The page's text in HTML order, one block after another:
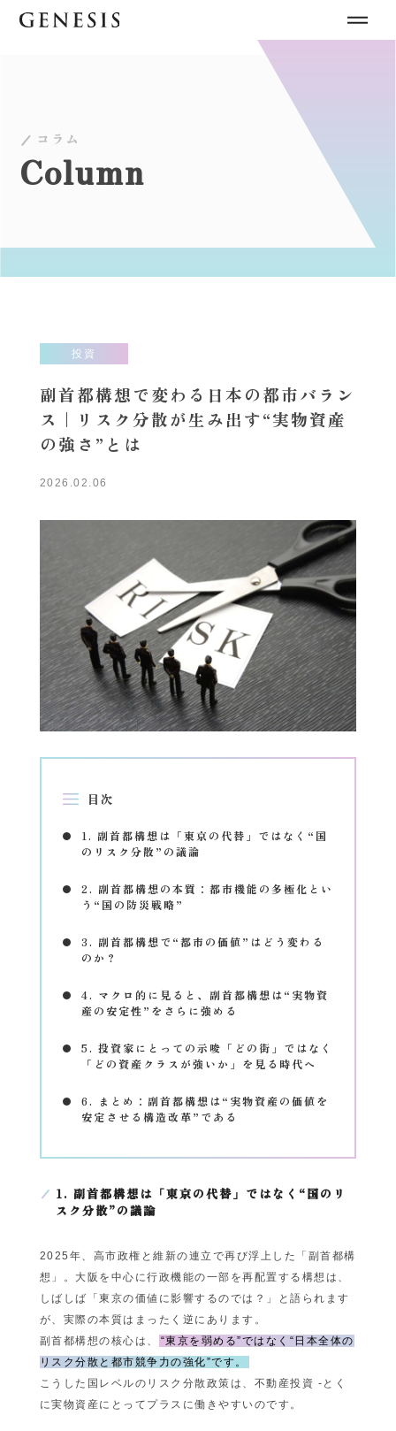
コラム
Column
投資
副首都構想で変わる日本の都市バラン
ス｜リスク分散が生み出す“実物資産
の強さ”とは
2026.02.06
目次
1. 副首都構想は「東京の代替」ではなく“国
のリスク分散”の議論
2. 副首都構想の本質：都市機能の多極化とい
う“国の防災戦略”
3. 副首都構想で“都市の価値”はどう変わる
のか？
4. マクロ的に見ると、副首都構想は“実物資
産の安定性”をさらに強める
5. 投資家にとっての示唆「どの街」ではなく
「どの資産クラスが強いか」を見る時代へ
6. まとめ：副首都構想は“実物資産の価値を
安定させる構造改革”である
1. 副首都構想は「東京の代替」ではなく“国のリ
スク分散”の議論
2025年、高市政権と維新の連立で再び浮上した「副首都構
想」。大阪を中心に行政機能の一部を再配置する構想は、
しばしば「東京の価値に影響するのでは？」と語られます
が、実際の本質はまったく逆にあります。
副首都構想の核心は、
“東京を弱める”ではなく“日本全体の
リスク分散と都市競争力の強化”です。
こうした国レベルのリスク分散政策は、不動産投資 -とく
に実物資産にとってプラスに働きやすいのです。